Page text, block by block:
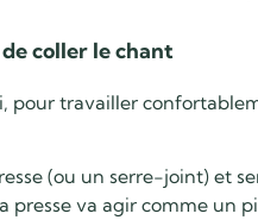
coller le chant
pour travailler
(ou un serre-joint) et
presse va agir comme un